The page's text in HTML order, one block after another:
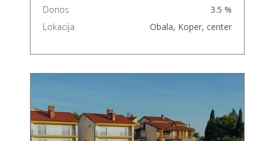
Donos
3.5 %
Lokacija
Obala, Koper, center